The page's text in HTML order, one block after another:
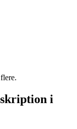
i